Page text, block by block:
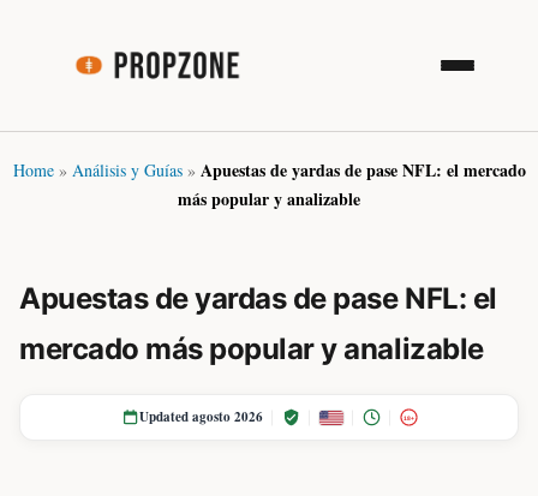
Home» Análisis y Guías» Apuestas de yardas de pase NFL: el mercado
más popular y analizable
Apuestas de yardas de pase NFL: el
mercado más popular y analizable
Updated agosto 2026 18+